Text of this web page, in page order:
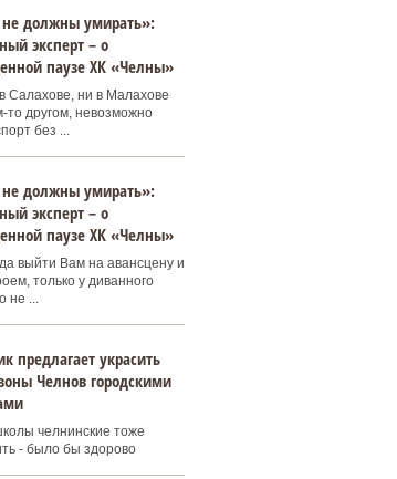
должны умирать»:
эксперт – о
паузе ХК «Челны»
Салахове, ни в Малахове
то другом, невозможно
без ...
должны умирать»:
эксперт – о
паузе ХК «Челны»
выйти Вам на авансцену и
только у диванного
не ...
предлагает украсить
Челнов городскими
челнинские тоже
- было бы здорово